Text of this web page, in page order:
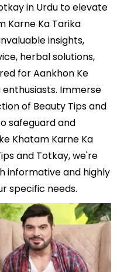
in Urdu to elevate
Karne Ka Tarika
insights,
herbal solutions,
for Aankhon Ke
Immerse
of Beauty Tips and
safeguard and
Khatam Karne Ka
and Totkay, we're
informative and highly
specific needs.